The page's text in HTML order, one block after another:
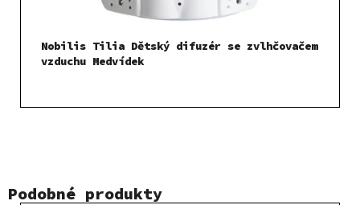
Nobilis Tilia Dětský difuzér se zvlhčovačem
vzduchu Medvídek
Podobné produkty